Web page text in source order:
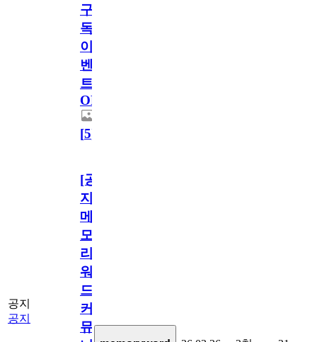
구
독
이
벤
트
OPEN!
[5]
공지
공지
[공
지]
메
모
리
워
드
커
뮤